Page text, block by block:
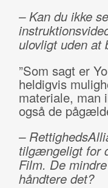
– Kan du ikke
ulovligt uden at
”Som sagt er
heldigvis
materiale,
også de
–
tilgængeligt for
Film. De
håndtere det?